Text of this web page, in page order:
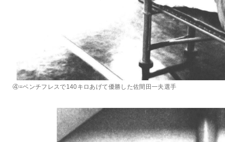
④=ベンチフレスで140キロあげて優勝した佐間田一夫選手